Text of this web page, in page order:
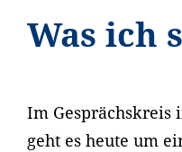
Was ich
Im Gesprächskreis
geht es heute um